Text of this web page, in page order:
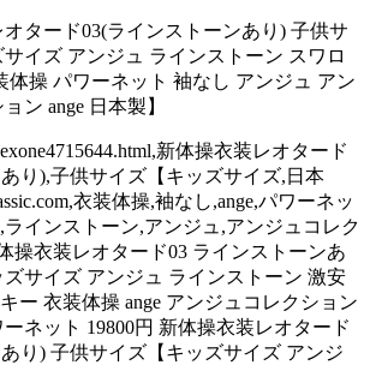
タード03(ラインストーンあり) 子供サ
イズ アンジュ ラインストーン スワロ
体操 パワーネット 袖なし アンジュ アン
ン ange 日本製】
新体操衣装レオタード
り),子供サイズ【キッズサイズ,日本
衣装体操,袖なし,ange,パワーネッ
ラインストーン,アンジュ,アンジュコレク
操衣装レオタード03 ラインストーンあ
ズサイズ アンジュ ラインストーン 激安
ー 衣装体操 ange アンジュコレクション
ネット 19800円 新体操衣装レオタード
り) 子供サイズ【キッズサイズ アンジ